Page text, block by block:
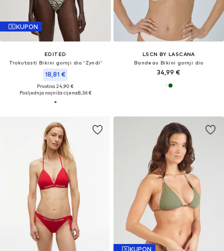
KUPON
EDITED
Trokutasti Bikini gornji dio 'Zyndi'
18,81 €
Prvotno: 24,90 €
Posljednja najniža cijena:8,36 €
LSCN BY LASCANA
Bandeau Bikini gornji dio
34,99 €
KUPON